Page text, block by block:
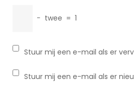
− twee = 1
Stuur mij een e-mail als er
Stuur mij een e-mail als er